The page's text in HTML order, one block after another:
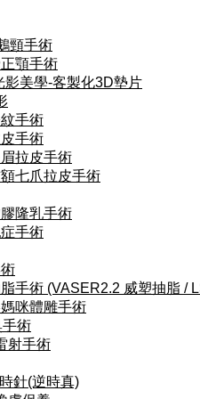
頸手術
顎手術
影美學-客製化3D墊片
手術
手術
拉皮手術
七爪拉皮手術
隆乳手術
手術
手術 (VASER2.2 威塑抽脂 /
咪體雕手術
手術
射手術
針(逆時真)